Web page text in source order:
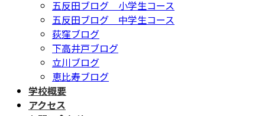
五反田ブログ 小学生コース
五反田ブログ 中学生コース
荻窪ブログ
下高井戸ブログ
立川ブログ
恵比寿ブログ
学校概要
アクセス